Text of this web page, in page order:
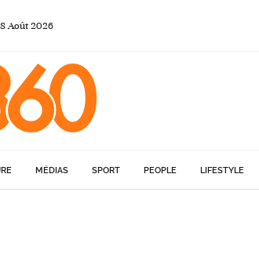
8Août2026
MÉDIAS SPORT PEOPLE LIFESTYLE